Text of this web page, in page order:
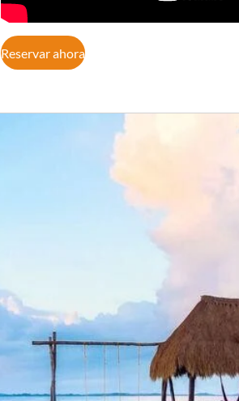
Reservar ahora